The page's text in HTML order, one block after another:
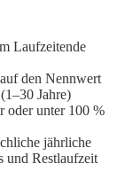
Laufzeitende
den Nennwert
Jahre)
oder unter 100 %
jährliche
und Restlaufzeit